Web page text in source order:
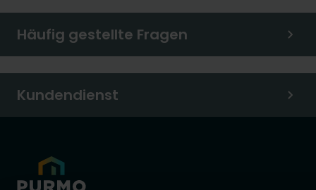
Häufig gestellte Fragen
Kundendienst